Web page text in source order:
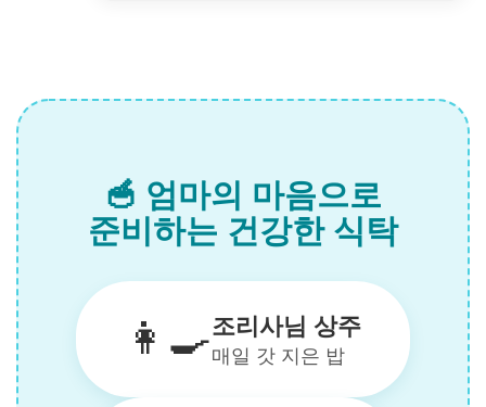
🥣 엄마의 마음으로
준비하는 건강한 식탁
👩‍🍳조리사님 상주
매일 갓 지은 밥